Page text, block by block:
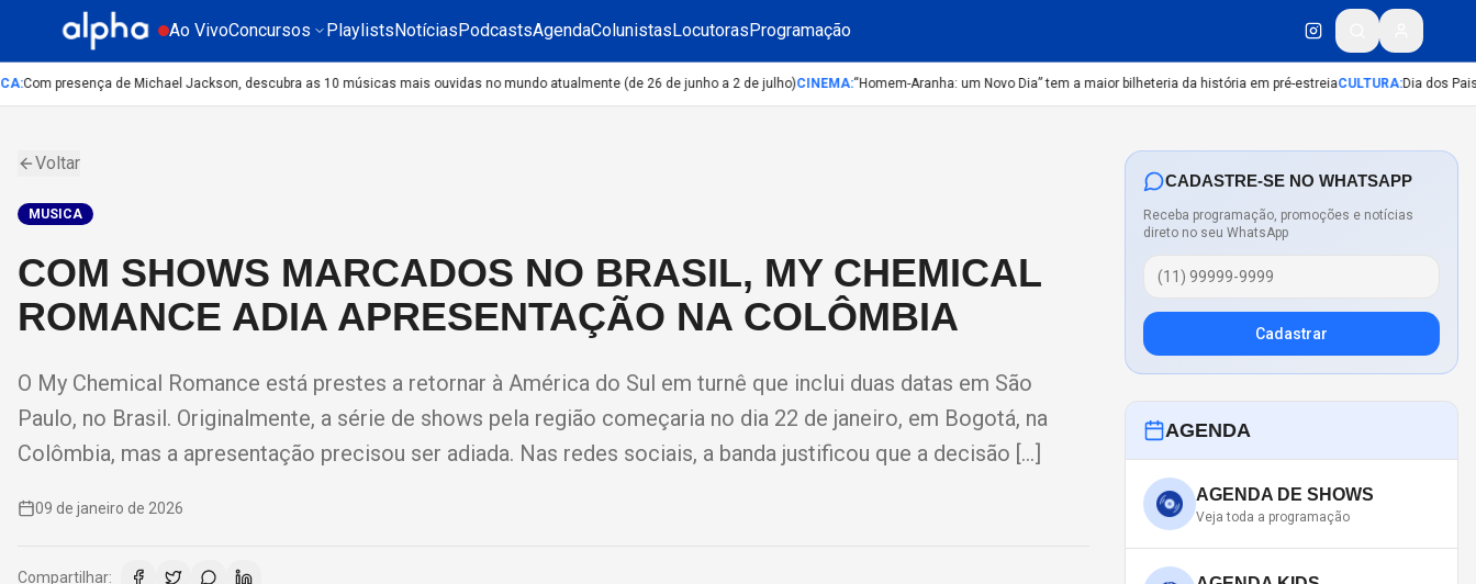
Ao VivoConcursos PlaylistsNotíciasPodcastsAgendaColunistasLocutorasProgramação
:Com presença de Michael Jackson, descubra as 10 músicas mais ouvidas no mundo atualmente (de 26 de junho a 2 de julho) CINEMA:“Homem-Aranha: um Novo Dia” tem a maior bilheteria da história em pré-estreiaCULTURA:Dia dos Pais:
Voltar
MUSICA
COM SHOWS MARCADOS NO BRASIL, MY CHEMICAL
ROMANCE ADIA APRESENTAÇÃO NA COLÔMBIA
O My Chemical Romance está prestes a retornar à América do Sul em turnê que inclui duas datas em São
Paulo, no Brasil. Originalmente, a série de shows pela região começaria no dia 22 de janeiro, em Bogotá, na
Colômbia, mas a apresentação precisou ser adiada. Nas redes sociais, a banda justificou que a decisão […]
09 de janeiro de 2026
Compartilhar:
CADASTRE-SE NO WHATSAPP
Receba programação, promoções e notícias
direto no seu WhatsApp
Cadastrar
AGENDA
AGENDA DE SHOWS
Veja toda a programação